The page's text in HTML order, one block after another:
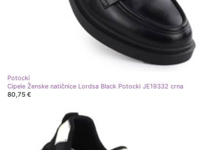
Potocki
Cipele Ženske natičnice Lordsa Black Potocki JE19332 crna
80,75 €